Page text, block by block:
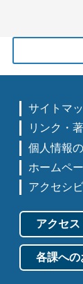
サイトマ
リンク・
個人情報
ホームペ
アクセシ
アクセス
各課への